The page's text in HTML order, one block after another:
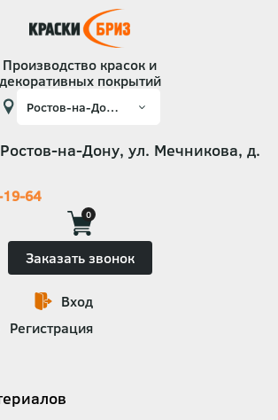
Производство красок и
декоративных покрытий
на-Дону, ул. Мечникова, д.
64
0
Заказать звонок
Вход
Регистрация